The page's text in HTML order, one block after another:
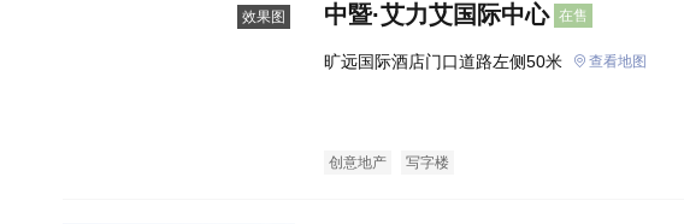
效果图 中暨·艾力艾国际中心 在售
旷远国际酒店门口道路左侧50米 查看地图
创意地产 写字楼